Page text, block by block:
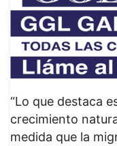
“Lo que destaca
crecimiento
medida que la